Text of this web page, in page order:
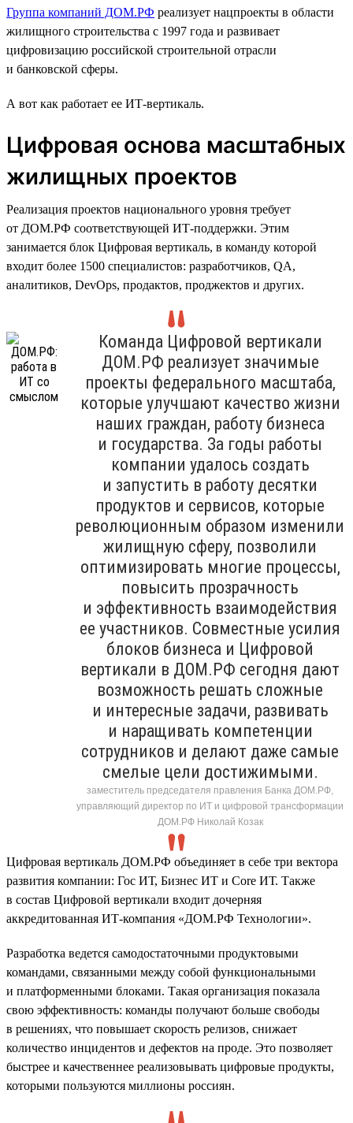
Группа компаний ДОМ.РФ реализует нацпроекты в области
жилищного строительства с 1997 года и развивает
цифровизацию российской строительной отрасли
и банковской сферы.
А вот как работает ее ИТ-вертикаль.
Цифровая основа масштабных
жилищных проектов
Реализация проектов национального уровня требует
от ДОМ.РФ соответствующей ИТ-поддержки. Этим
занимается блок Цифровая вертикаль, в команду которой
входит более 1500 специалистов: разработчиков, QA,
аналитиков, DevOps, продактов, проджектов и других.
Команда Цифровой вертикали
ДОМ.РФ реализует значимые
проекты федерального масштаба,
которые улучшают качество жизни
наших граждан, работу бизнеса
и государства. За годы работы
компании удалось создать
и запустить в работу десятки
продуктов и сервисов, которые
революционным образом изменили
жилищную сферу, позволили
оптимизировать многие процессы,
повысить прозрачность
и эффективность взаимодействия
ее участников. Совместные усилия
блоков бизнеса и Цифровой
вертикали в ДОМ.РФ сегодня дают
возможность решать сложные
и интересные задачи, развивать
и наращивать компетенции
сотрудников и делают даже самые
смелые цели достижимыми.
заместитель председателя правления Банка ДОМ.РФ,
управляющий директор по ИТ и цифровой трансформации
ДОМ.РФ Николай Козак
Цифровая вертикаль ДОМ.РФ объединяет в себе три вектора
развития компании: Гос ИТ, Бизнес ИТ и Core ИТ. Также
в состав Цифровой вертикали входит дочерняя
аккредитованная ИТ-компания «ДОМ.РФ Технологии».
Разработка ведется самодостаточными продуктовыми
командами, связанными между собой функциональными
и платформенными блоками. Такая организация показала
свою эффективность: команды получают больше свободы
в решениях, что повышает скорость релизов, снижает
количество инцидентов и дефектов на проде. Это позволяет
быстрее и качественнее реализовывать цифровые продукты,
которыми пользуются миллионы россиян.